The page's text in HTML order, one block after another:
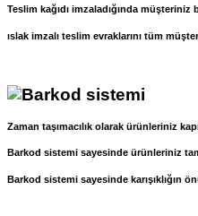
Teslim kağıdı imzaladığında
ıslak imzalı teslim evraklarını tüm
Zaman taşımacılık olarak ürünleriniz
Barkod sistemi sayesinde ürünleriniz
Barkod sistemi sayesinde karışıklığın